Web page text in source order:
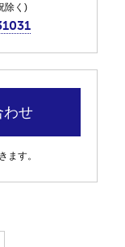
除く)
わせ
ます。